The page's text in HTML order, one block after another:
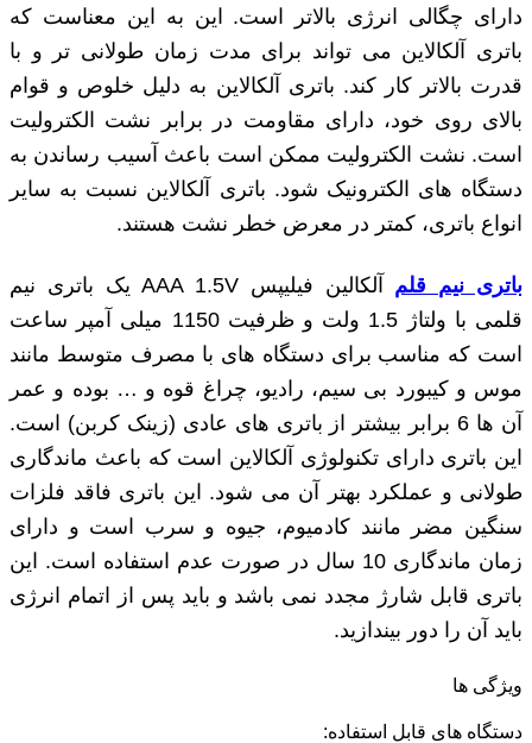
دارای چگالی انرژی بالاتر است. این به این معناست که
باتری آلکالاین می تواند برای مدت زمان طولانی تر و با
قدرت بالاتر کار کند. باتری آلکالاین به دلیل خلوص و قوام
بالای روی خود، دارای مقاومت در برابر نشت الکترولیت
است. نشت الکترولیت ممکن است باعث آسیب رساندن به
دستگاه های الکترونیک شود. باتری آلکالاین نسبت به سایر
انواع باتری، کمتر در معرض خطر نشت هستند.
باتری نیم قلم
آلکالین فیلیپس AAA 1.5V یک باتری نیم
قلمی با ولتاژ 1.5 ولت و ظرفیت 1150 میلی آمپر ساعت
است که مناسب برای دستگاه های با مصرف متوسط مانند
موس و کیبورد بی سیم، رادیو، چراغ قوه و … بوده و عمر
آن ها 6 برابر بیشتر از باتری های عادی (زینک کربن) است.
این باتری دارای تکنولوژی آلکالاین است که باعث ماندگاری
طولانی و عملکرد بهتر آن می شود. این باتری فاقد فلزات
سنگین مضر مانند کادمیوم، جیوه و سرب است و دارای
زمان ماندگاری 10 سال در صورت عدم استفاده است. این
باتری قابل شارژ مجدد نمی باشد و باید پس از اتمام انرژی
باید آن را دور بیندازید.
ویژگی ها
دستگاه های قابل استفاده: